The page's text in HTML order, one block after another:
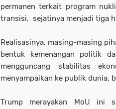
permanen terkait program
transisi, sejatinya menjadi tiga
Realisasinya, masing-masing
bentuk kemenangan politik
mengguncang stabilitas
menyampaikan ke publik dunia,
Trump merayakan MoU ini